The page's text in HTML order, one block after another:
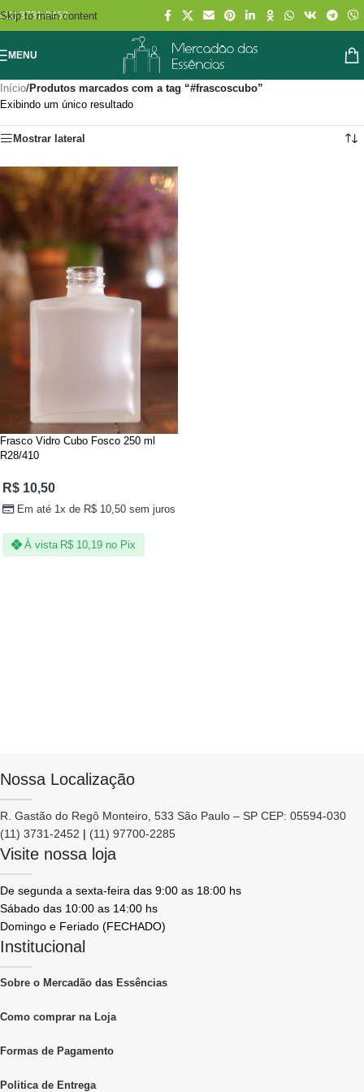
Skip to main content
(11) 3731-2452
MENU
Início/Produtos marcados com a tag “#frascoscubo”
Exibindo um único resultado
Mostrar lateral
Frasco Vidro Cubo Fosco 250 ml
R28/410
R$10,50
Em até 1x de R$ 10,50 sem juros
À vista R$ 10,19 no Pix
Nossa Localização
R. Gastão do Regô Monteiro, 533 São Paulo – SP CEP: 05594-030
(11) 3731-2452 | (11) 97700-2285
Visite nossa loja
De segunda a sexta-feira das 9:00 as 18:00 hs
Sábado das 10:00 as 14:00 hs
Domingo e Feriado (FECHADO)
Institucional
Sobre o Mercadão das Essências
Como comprar na Loja
Formas de Pagamento
Politica de Entrega